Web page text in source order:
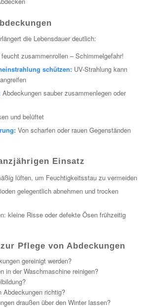
die Lebensdauer deutlich:
feucht zusammenrollen – Schimmelgefahr!
schützen: UV-Strahlung kann
Abdeckungen sauber zusammenlegen oder
und belüftet
Von scharfen oder rauen Gegenständen
Einsatz
lüften, um Feuchtigkeitsstau zu vermeiden
gelegentlich abnehmen und trocken
kleine Risse oder defekte Ösen frühzeitig
Pflege von Abdeckungen
gereinigt werden?
in der Waschmaschine reinigen?
Abdeckungen richtig?
draußen über den Winter lassen?